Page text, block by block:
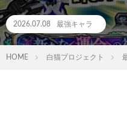
2026.07.08 最強キャラ
HOME 白猫プロジェクト